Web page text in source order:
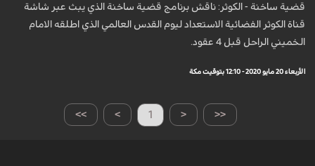
قضية ساخنة - الكوثر: ناقش برنامج قضية ساخنة الذي يبث عبر شاشة
قناة الكوثر الفضائية الاستعداد ليوم القدس العالمي الذي اطلقه الامام
الخميني الراحل قبل 4 عقود.
الأربعاء 20 مايو 2020 - 12:10 بتوقيت مكة
>> > 1 < <<